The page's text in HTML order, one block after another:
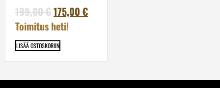
199,00€175,00 €
Toimitus heti!
LISÄÄ OSTOSKORIIN